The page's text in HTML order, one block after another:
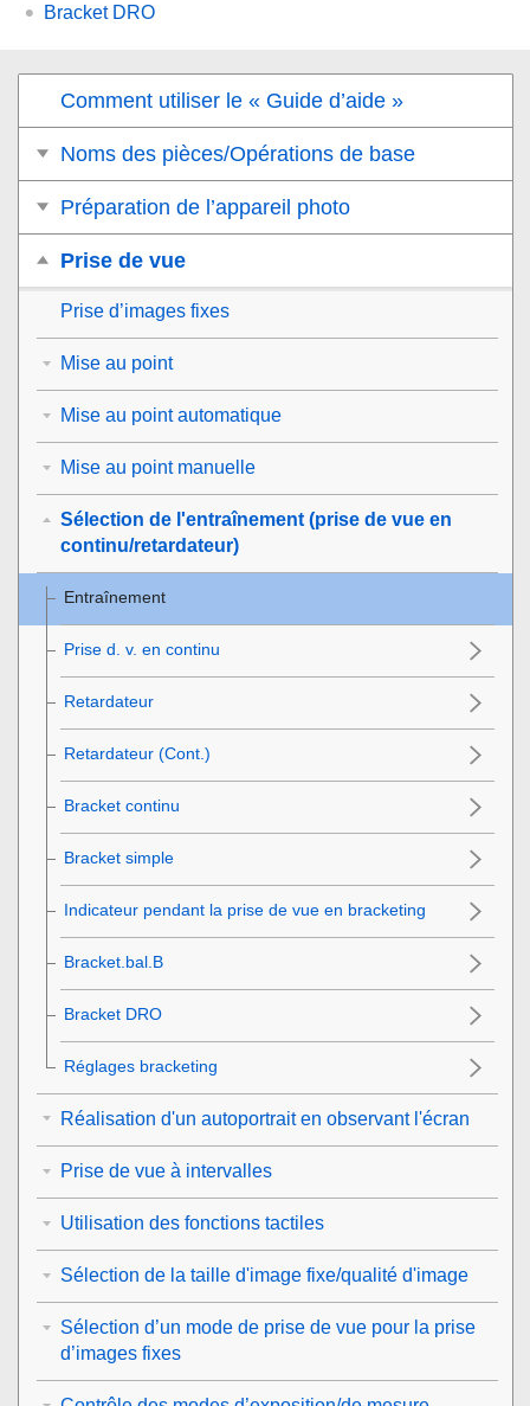
Bracket DRO
Comment utiliser le « Guide d’aide »
Noms des pièces/Opérations de base
Préparation de l’appareil photo
Prise de vue
Prise d’images fixes
Mise au point
Mise au point automatique
Mise au point manuelle
Sélection de l'entraînement (prise de vue en
continu/retardateur)
Entraînement
Prise d. v. en continu
Retardateur
Retardateur (Cont.)
Bracket continu
Bracket simple
Indicateur pendant la prise de vue en bracketing
Bracket.bal.B
Bracket DRO
Réglages bracketing
Réalisation d'un autoportrait en observant l'écran
Prise de vue à intervalles
Utilisation des fonctions tactiles
Sélection de la taille d'image fixe/qualité d'image
Sélection d’un mode de prise de vue pour la prise
d’images fixes